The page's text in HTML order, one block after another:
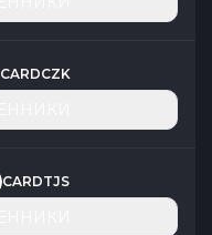
CARDCZK
CARDTJS